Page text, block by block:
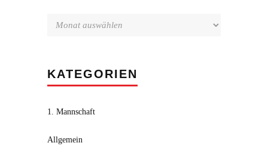
KATEGORIEN
1. Mannschaft
Allgemein